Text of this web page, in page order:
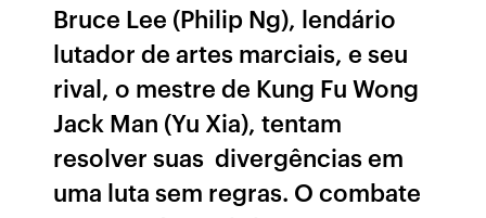
Bruce Lee (Philip Ng), lendário
lutador de artes marciais, e seu
rival, o mestre de Kung Fu Wong
Jack Man (Yu Xia), tentam
resolver suas divergências em
uma luta sem regras. O combate